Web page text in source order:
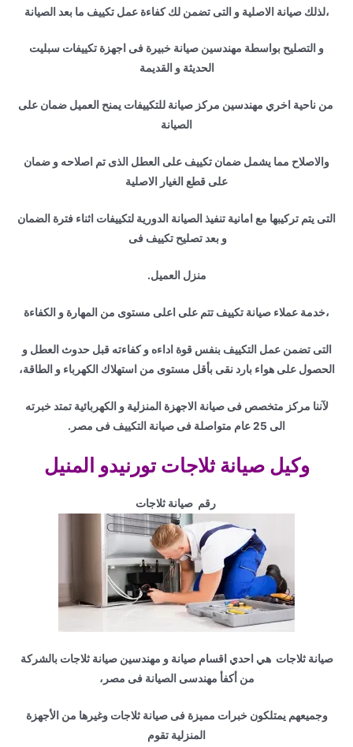
،لذلك صيانة الاصلية و التى تضمن لك كفاءة عمل تكييف ما بعد الصيانة
و التصليح بواسطة مهندسين صيانة خبيرة فى اجهزة تكييفات سبليت
الحديثة و القديمة
من ناحية اخري مهندسين مركز صيانة للتكييفات يمنح العميل ضمان على
الصيانة
والاصلاح مما يشمل ضمان تكييف على العطل الذى تم اصلاحه و ضمان
على قطع الغيار الاصلية
التى يتم تركيبها مع امانية تنفيذ الصيانة الدورية لتكييفات اثناء فترة الضمان
و بعد تصليح تكييف فى
منزل العميل.
،خدمة عملاء صيانة تكييف تتم على اعلى مستوى من المهارة و الكفاءة
التى تضمن عمل التكييف بنفس قوة اداءه و كفاءته قبل حدوث العطل و
الحصول على هواء بارد نقى بأقل مستوى من استهلاك الكهرباء و الطاقة،
لآننا مركز متخصص فى صيانة الاجهزة المنزلية و الكهربائية تمتد خبرته
الى 25 عام متواصلة فى صيانة التكييف فى مصر.
وكيل صيانة ثلاجات تورنيدو المنيل
رقم صيانة ثلاجات
صيانة ثلاجات هي احدي اقسام صيانة و مهندسين صيانة ثلاجات بالشركة
من أكفأ مهندسى الصيانة فى مصر،
وجميعهم يمتلكون خبرات مميزة فى صيانة ثلاجات وغيرها من الأجهزة
المنزلية تقوم